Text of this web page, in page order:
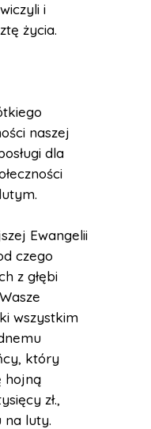
i
życia.
naszej
dla
Ewangelii
czego
z głębi
wszystkim
który
hojną
zł.,
na luty.